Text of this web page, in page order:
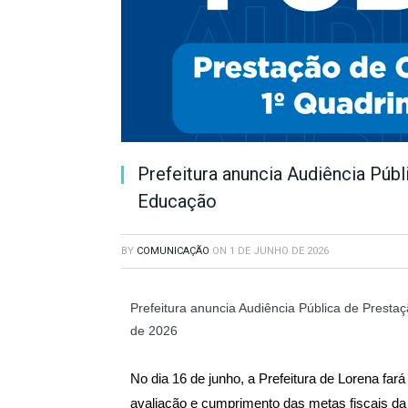
Prefeitura anuncia Audiência
Educação
BY COMUNICAÇÃO ON 1 DE JUNHO DE 2026
Prefeitura anuncia Audiência Pública de
de 2026
No dia 16 de junho, a Prefeitura de Lorena
avaliação e cumprimento das metas fiscais